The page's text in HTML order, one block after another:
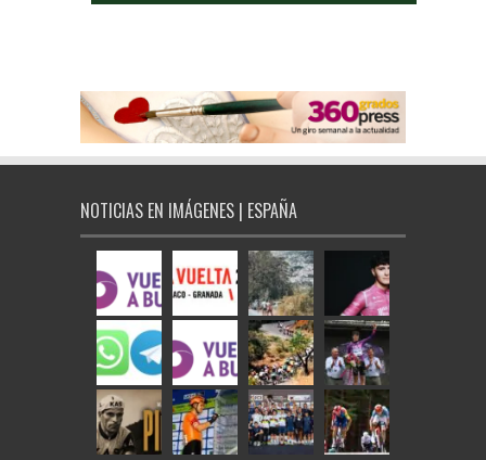
NOTICIAS EN IMÁGENES | ESPAÑA